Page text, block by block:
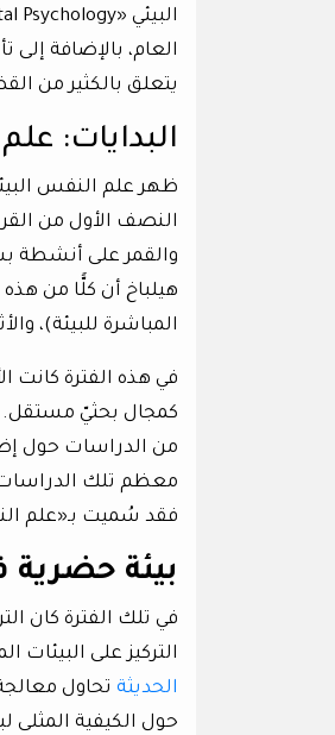
العام، بالإضافة إلى
يتعلق بالكثير من
البدايات:
ظهر علم النفس
النصف الأول من
والقمر على أنشطة
هيلباخ أن كلًّا من
المباشرة للبيئة)،
في هذه الفترة كانت
كمجال بحثيّ مستقل.
من الدراسات حول
معظم تلك الدراسات
فقد سُميت بـ«علم
بيئة حضرية
في تلك الفترة كان
التركيز على
الحديثة تحاول
حول الكيفية المثلى